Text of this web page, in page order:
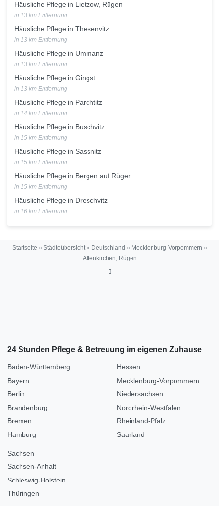
Häusliche Pflege in Lietzow, Rügen
in 13 km Entfernung
Häusliche Pflege in Thesenvitz
in 13 km Entfernung
Häusliche Pflege in Ummanz
in 13 km Entfernung
Häusliche Pflege in Gingst
in 13 km Entfernung
Häusliche Pflege in Parchtitz
in 14 km Entfernung
Häusliche Pflege in Buschvitz
in 15 km Entfernung
Häusliche Pflege in Sassnitz
in 15 km Entfernung
Häusliche Pflege in Bergen auf Rügen
in 15 km Entfernung
Häusliche Pflege in Dreschvitz
in 16 km Entfernung
Startseite » Städteübersicht» Deutschland » Mecklenburg-Vorpommern »
Altenkirchen, Rügen
24 Stunden Pflege & Betreuung im eigenen Zuhause
Baden-Württemberg
Bayern
Berlin
Brandenburg
Bremen
Hamburg
Hessen
Mecklenburg-Vorpommern
Niedersachsen
Nordrhein-Westfalen
Rheinland-Pfalz
Saarland
Sachsen
Sachsen-Anhalt
Schleswig-Holstein
Thüringen